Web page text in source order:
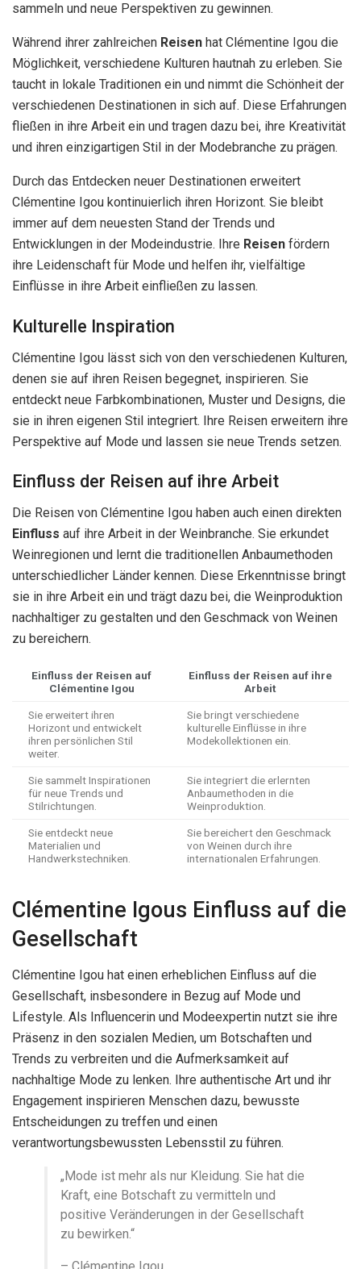
sammeln und neue Perspektiven zu gewinnen.
Während ihrer zahlreichen Reisen hat Clémentine Igou die
Möglichkeit, verschiedene Kulturen hautnah zu erleben. Sie
taucht in lokale Traditionen ein und nimmt die Schönheit der
verschiedenen Destinationen in sich auf. Diese Erfahrungen
fließen in ihre Arbeit ein und tragen dazu bei, ihre Kreativität
und ihren einzigartigen Stil in der Modebranche zu prägen.
Durch das Entdecken neuer Destinationen erweitert
Clémentine Igou kontinuierlich ihren Horizont. Sie bleibt
immer auf dem neuesten Stand der Trends und
Entwicklungen in der Modeindustrie. Ihre Reisen fördern
ihre Leidenschaft für Mode und helfen ihr, vielfältige
Einflüsse in ihre Arbeit einfließen zu lassen.
Kulturelle Inspiration
Clémentine Igou lässt sich von den verschiedenen Kulturen,
denen sie auf ihren Reisen begegnet, inspirieren. Sie
entdeckt neue Farbkombinationen, Muster und Designs, die
sie in ihren eigenen Stil integriert. Ihre Reisen erweitern ihre
Perspektive auf Mode und lassen sie neue Trends setzen.
Einfluss der Reisen auf ihre Arbeit
Die Reisen von Clémentine Igou haben auch einen direkten
Einfluss auf ihre Arbeit in der Weinbranche. Sie erkundet
Weinregionen und lernt die traditionellen Anbaumethoden
unterschiedlicher Länder kennen. Diese Erkenntnisse bringt
sie in ihre Arbeit ein und trägt dazu bei, die Weinproduktion
nachhaltiger zu gestalten und den Geschmack von Weinen
zu bereichern.
Einfluss der Reisen auf
Clémentine Igou
Einfluss der Reisen auf ihre
Arbeit
Sie erweitert ihren
Horizont und entwickelt
ihren persönlichen Stil
weiter.
Sie bringt verschiedene
kulturelle Einflüsse in ihre
Modekollektionen ein.
Sie sammelt Inspirationen
für neue Trends und
Stilrichtungen.
Sie integriert die erlernten
Anbaumethoden in die
Weinproduktion.
Sie entdeckt neue
Materialien und
Handwerkstechniken.
Sie bereichert den Geschmack
von Weinen durch ihre
internationalen Erfahrungen.
Clémentine Igous Einfluss auf die
Gesellschaft
Clémentine Igou hat einen erheblichen Einfluss auf die
Gesellschaft, insbesondere in Bezug auf Mode und
Lifestyle. Als Influencerin und Modeexpertin nutzt sie ihre
Präsenz in den sozialen Medien, um Botschaften und
Trends zu verbreiten und die Aufmerksamkeit auf
nachhaltige Mode zu lenken. Ihre authentische Art und ihr
Engagement inspirieren Menschen dazu, bewusste
Entscheidungen zu treffen und einen
verantwortungsbewussten Lebensstil zu führen.
„Mode ist mehr als nur Kleidung. Sie hat die
Kraft, eine Botschaft zu vermitteln und
positive Veränderungen in der Gesellschaft
zu bewirken.“
– Clémentine Igou